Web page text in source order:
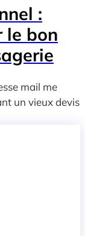
:
le bon
mail me
un vieux devis